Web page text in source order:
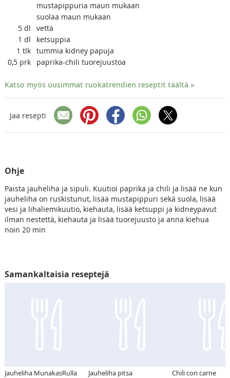
mustapippuria maun mukaan
suolaa maun mukaan
5 dl
vettä
1 dl
ketsuppia
1 tlk tummia kidney papuja
0,5 prk paprika-chili tuorejuustoa
Katso myös uusimmat ruokatrendien reseptit täältä »
Jaa resepti
Ohje
Paista jauheliha ja sipuli. Kuutioi paprika ja chili ja lisää ne kun
jauheliha on ruskistunut, lisää mustapippuri sekä suola, lisää
vesi ja lihaliemikuutio, kiehauta, lisää ketsuppi ja kidneypavut
ilman nestettä, kiehauta ja lisää tuorejuusto ja anna kiehua
noin 20 min
Samankaltaisia reseptejä
Jauheliha MunakasRulla Jauheliha pitsa Chili con carne